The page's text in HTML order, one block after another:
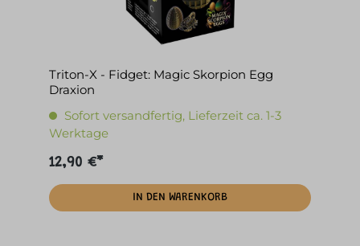
Triton-X - Fidget: Magic Skorpion Egg
Draxion
Sofort versandfertig, Lieferzeit ca. 1-3
Werktage
12,90 €*
IN DEN WARENKORB